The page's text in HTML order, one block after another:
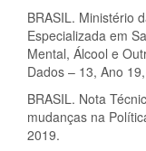
BRASIL. Ministério
Especializada em
Mental, Álcool e
Dados – 13, Ano
BRASIL. Nota
mudanças na
2019.